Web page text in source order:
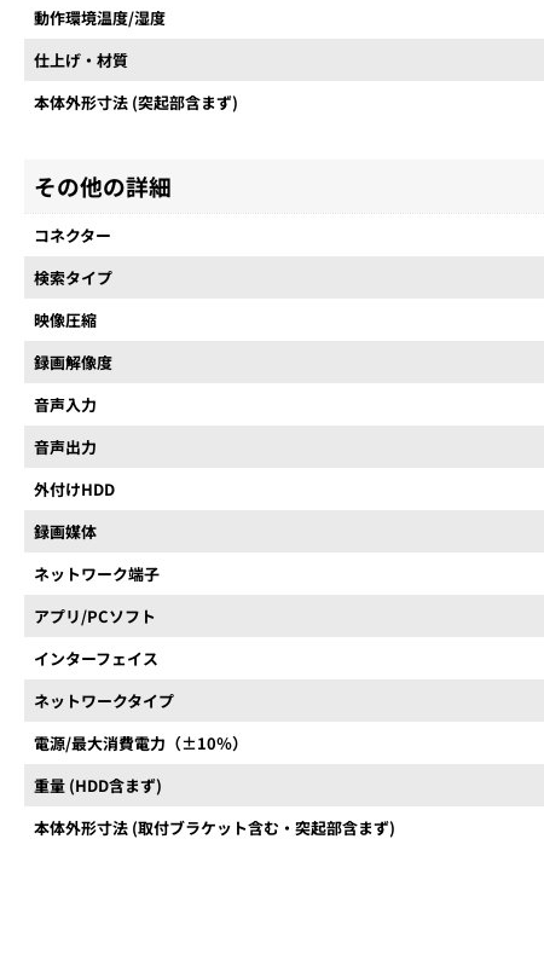
動作環境温度/湿度
仕上げ・材質
本体外形寸法 (突起部含まず)
その他の詳細
コネクター
検索タイプ
映像圧縮
録画解像度
音声入力
音声出力
外付けHDD
録画媒体
ネットワーク端子
アプリ/PCソフト
インターフェイス
ネットワークタイプ
電源/最大消費電力（±10％）
重量 (HDD含まず)
本体外形寸法 (取付ブラケット含む・突起部含まず)